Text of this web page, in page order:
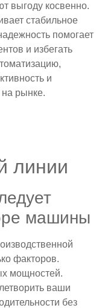
выгоду косвенно.
стабильное
помогает
и избегать
и
на рынке.
линии
машины
факторов.
мощностей.
ваши
без